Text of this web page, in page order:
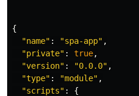
{
"name" : "spa-app" ,
"private" : true,
"version" : "0.0.0" ,
"type" : "module" ,
"scripts" :
{